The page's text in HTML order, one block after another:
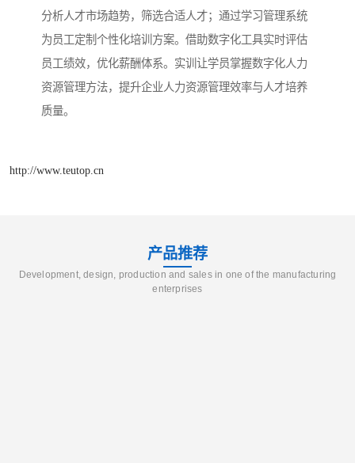
分析人才市场趋势，筛选合适人才；通过学习管理系统
为员工定制个性化培训方案。借助数字化工具实时评估
员工绩效，优化薪酬体系。实训让学员掌握数字化人力
资源管理方法，提升企业人力资源管理效率与人才培养
质量。​
http://www.teutop.cn
产品推荐
Development, design, production and sales in one of the manufacturing
enterprises